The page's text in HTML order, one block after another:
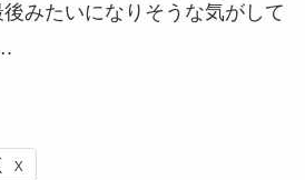
みたいになりそうな気がして
X